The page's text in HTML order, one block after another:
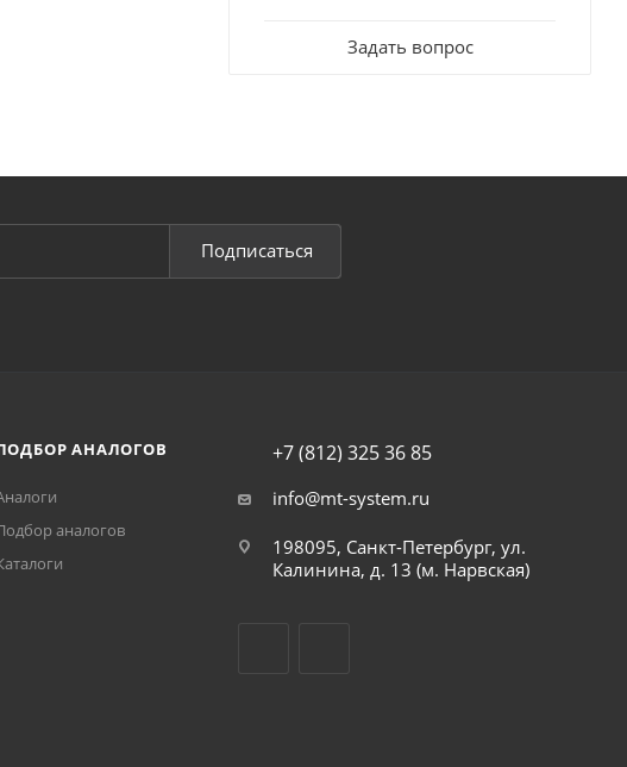
Задать вопрос
Подписаться
АНАЛОГОВ
аналогов
+7 (812) 325 36 85
info@mt-system.ru
198095, Санкт-Петербург, ул.
Калинина, д. 13 (м. Нарвская)